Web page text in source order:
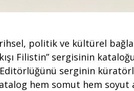
politik ve kültürel
Filistin” sergisinin
Editörlüğünü serginin
hem somut hem soyut